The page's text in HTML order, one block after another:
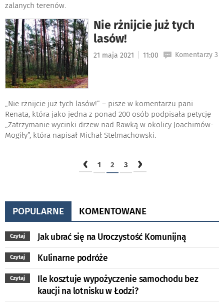
zalanych terenów.
Nie rżnijcie już tych
lasów!
21 maja 2021 11:00 Komentarzy 3
„Nie rżnijcie już tych lasów!” – pisze w komentarzu pani
Renata, która jako jedna z ponad 200 osób podpisała petycję
„Zatrzymanie wycinki drzew nad Rawką w okolicy Joachimów-
Mogiły”, która napisał Michał Stelmachowski.
‹ 1 2 3 ›
POPULARNE KOMENTOWANE
Czytaj Jak ubrać się na Uroczystość Komunijną
Czytaj Kulinarne podróże
Czytaj
Ile kosztuje wypożyczenie samochodu bez
kaucji na lotnisku w Łodzi?